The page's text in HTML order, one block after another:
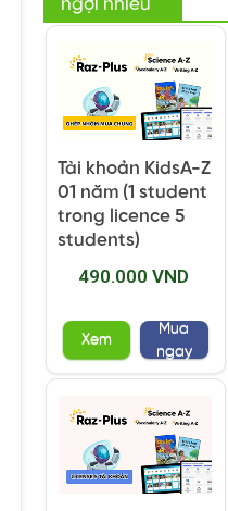
ngợi nhiều
Tài khoản KidsA-Z
01 năm (1 student
trong licence 5
students)
490.000 VND
Xem
Mua
ngay